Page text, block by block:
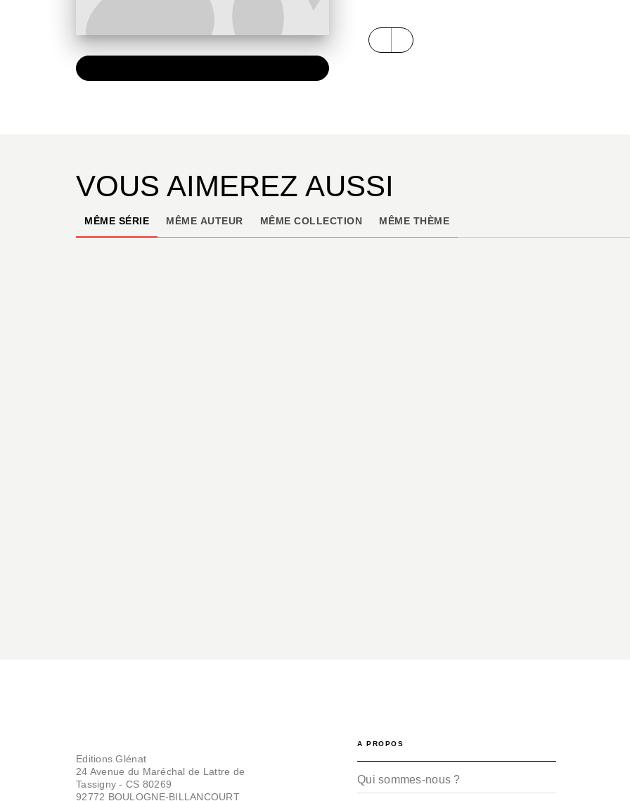
VOUS AIMEREZ AUSSI
MÊME SÉRIE MÊME AUTEUR MÊME COLLECTION MÊME THÈME
Editions Glénat
24 Avenue du Maréchal de Lattre de
Tassigny - CS 80269
92772 BOULOGNE-BILLANCOURT
A PROPOS
Qui sommes-nous ?